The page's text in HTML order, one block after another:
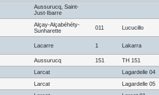
Aussurucq, Saint-
Just-Ibarre
Alçay-Alçabéhéty-
Sunharette
011 Lucucillo
Lacarre 1 Lakarra
Aussurucq 151 TH 151
Larcat Lagardelle 04
Larcat Lagardelle 05